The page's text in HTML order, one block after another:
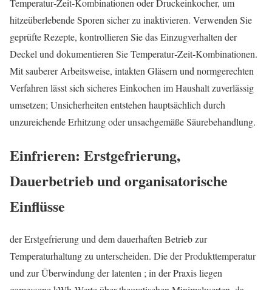
hitzeüberlebende Sporen sicher zu inaktivieren. Verwenden Sie
geprüfte Rezepte, kontrollieren Sie das Einzugverhalten der
Deckel und dokumentieren Sie Temperatur‑Zeit‑Kombinationen.
Mit sauberer Arbeitsweise, intakten Gläsern und normgerechten
Verfahren lässt sich sicheres Einkochen im Haushalt zuverlässig
umsetzen; Unsicherheiten entstehen hauptsächlich durch
unzureichende Erhitzung oder unsachgemäße Säurebehandlung.
Einfrieren: Erstgefrierung,
Dauerbetrieb und organisatorische
Einflüsse
der Erstgefrierung und dem dauerhaften Betrieb zur
Temperaturhaltung zu unterscheiden. Die der Produkttemperatur
und zur Überwindung der latenten ; in der Praxis liegen